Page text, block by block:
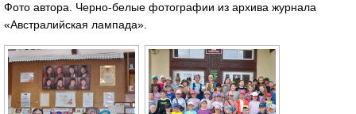
Фото автора. Черно-белые фотографии из архива журнала
«Австралийская лампада».